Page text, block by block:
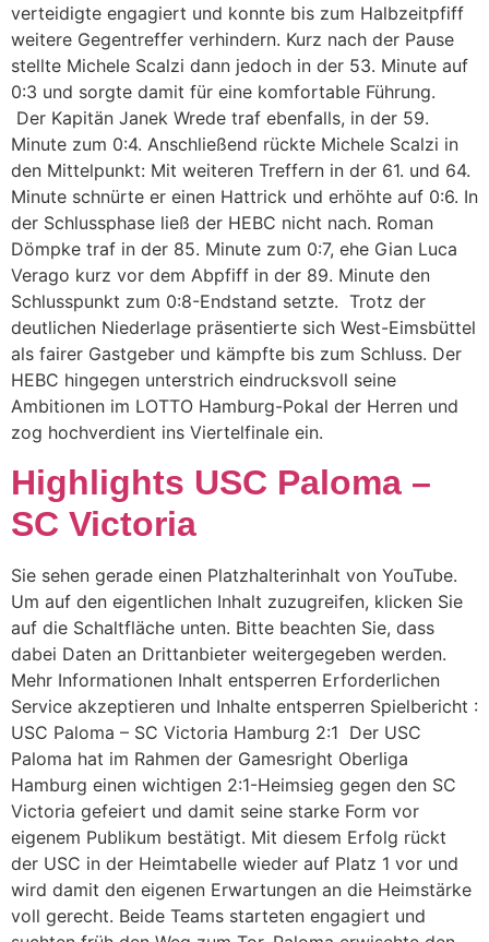
verteidigte engagiert und konnte bis zum Halbzeitpfiff
weitere Gegentreffer verhindern. Kurz nach der Pause
stellte Michele Scalzi dann jedoch in der 53. Minute auf
0:3 und sorgte damit für eine komfortable Führung.
Der Kapitän Janek Wrede traf ebenfalls, in der 59.
Minute zum 0:4. Anschließend rückte Michele Scalzi in
den Mittelpunkt: Mit weiteren Treffern in der 61. und 64.
Minute schnürte er einen Hattrick und erhöhte auf 0:6. In
der Schlussphase ließ der HEBC nicht nach. Roman
Dömpke traf in der 85. Minute zum 0:7, ehe Gian Luca
Verago kurz vor dem Abpfiff in der 89. Minute den
Schlusspunkt zum 0:8-Endstand setzte. Trotz der
deutlichen Niederlage präsentierte sich West-Eimsbüttel
als fairer Gastgeber und kämpfte bis zum Schluss. Der
HEBC hingegen unterstrich eindrucksvoll seine
Ambitionen im LOTTO Hamburg-Pokal der Herren und
zog hochverdient ins Viertelfinale ein.
Highlights USC Paloma –
SC Victoria
Sie sehen gerade einen Platzhalterinhalt von YouTube.
Um auf den eigentlichen Inhalt zuzugreifen, klicken Sie
auf die Schaltfläche unten. Bitte beachten Sie, dass
dabei Daten an Drittanbieter weitergegeben werden.
Mehr Informationen Inhalt entsperren Erforderlichen
Service akzeptieren und Inhalte entsperren Spielbericht :
USC Paloma – SC Victoria Hamburg 2:1 Der USC
Paloma hat im Rahmen der Gamesright Oberliga
Hamburg einen wichtigen 2:1-Heimsieg gegen den SC
Victoria gefeiert und damit seine starke Form vor
eigenem Publikum bestätigt. Mit diesem Erfolg rückt
der USC in der Heimtabelle wieder auf Platz 1 vor und
wird damit den eigenen Erwartungen an die Heimstärke
voll gerecht. Beide Teams starteten engagiert und